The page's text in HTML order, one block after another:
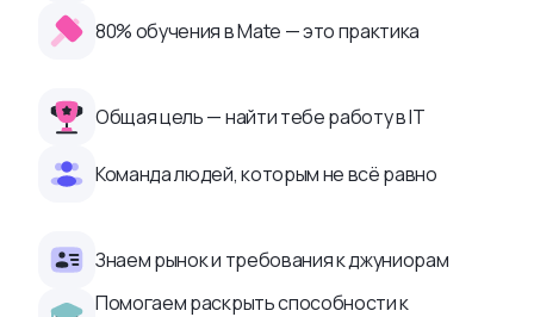
80% обучения в Mate — это практика
Общая цель — найти тебе работу в IТ
Команда людей, которым не всё равно
Знаем рынок и требования к джуниорам
Помогаем раскрыть способности к